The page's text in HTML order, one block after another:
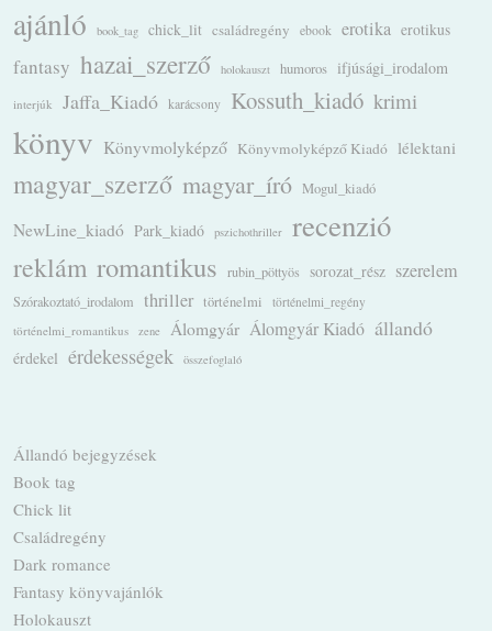
ajánló book_tag chick_lit családregény ebook erotika erotikus
fantasy hazai_szerző holokauszt humoros ifjúsági_irodalom
interjúk Jaffa_Kiadó karácsony Kossuth_kiadó krimi
könyv Könyvmolyképző Könyvmolyképző Kiadó lélektani
magyar_szerző magyar_író Mogul_kiadó
NewLine_kiadó Park_kiadó pszichothriller recenzió
reklám romantikus rubin_pöttyös sorozat_rész szerelem
Szórakoztató_irodalom thriller történelmi
történelmi_regény
történelmi_romantikus
zene Álomgyár Álomgyár Kiadó állandó
érdekel érdekességek összefoglaló
Állandó bejegyzések
Book tag
Chick lit
Családregény
Dark romance
Fantasy könyvajánlók
Holokauszt